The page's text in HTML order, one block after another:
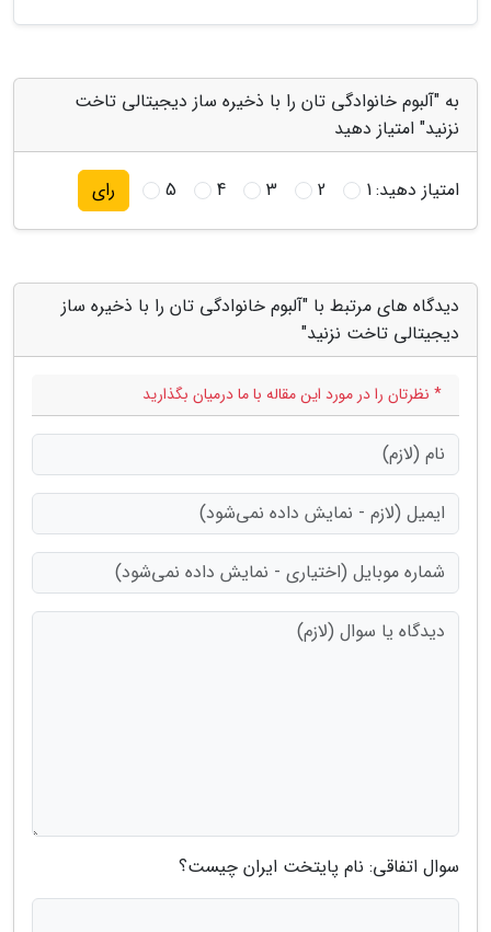
به "آلبوم خانوادگی تان را با ذخیره ساز دیجیتالی تاخت
نزنید" امتیاز دهید
امتیاز دهید:1
2
3
4
5 رای
دیدگاه های مرتبط با "آلبوم خانوادگی تان را با ذخیره ساز
دیجیتالی تاخت نزنید"
* نظرتان را در مورد این مقاله با ما درمیان بگذارید
سوال اتفاقی: نام پایتخت ایران چیست؟